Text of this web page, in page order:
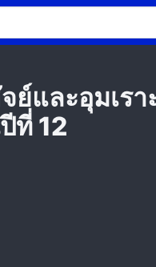
และอุมเร
ที่ 12